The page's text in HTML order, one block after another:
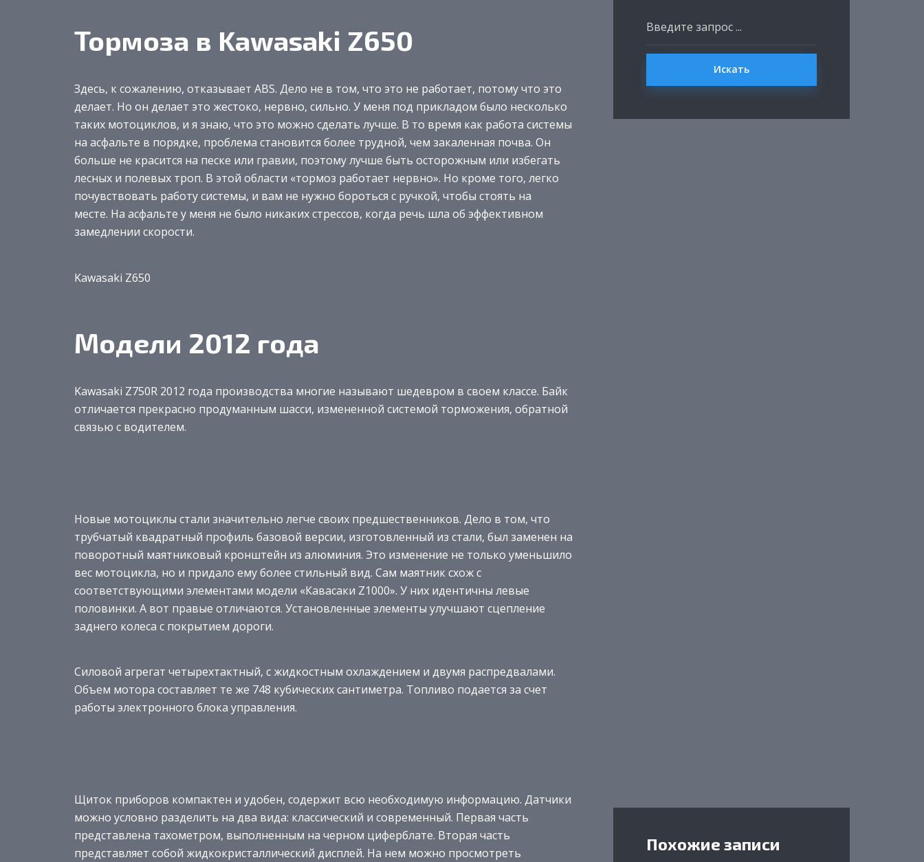
Тормоза в Kawasaki Z650
Здесь, к сожалению, отказывает ABS. Дело не в том, что это не работает, потому что это
делает. Но он делает это жестоко, нервно, сильно. У меня под прикладом было несколько
таких мотоциклов, и я знаю, что это можно сделать лучше. В то время как работа системы
на асфальте в порядке, проблема становится более трудной, чем закаленная почва. Он
больше не красится на песке или гравии, поэтому лучше быть осторожным или избегать
лесных и полевых троп. В этой области «тормоз работает нервно». Но кроме того, легко
почувствовать работу системы, и вам не нужно бороться с ручкой, чтобы стоять на
месте. На асфальте у меня не было никаких стрессов, когда речь шла об эффективном
замедлении скорости.
Kawasaki Z650
Модели 2012 года
Kawasaki Z750R 2012 года производства многие называют шедевром в своем классе. Байк
отличается прекрасно продуманным шасси, измененной системой торможения, обратной
связью с водителем.
Новые мотоциклы стали значительно легче своих предшественников. Дело в том, что
трубчатый квадратный профиль базовой версии, изготовленный из стали, был заменен на
поворотный маятниковый кронштейн из алюминия. Это изменение не только уменьшило
вес мотоцикла, но и придало ему более стильный вид. Сам маятник схож с
соответствующими элементами модели «Кавасаки Z1000». У них идентичны левые
половинки. А вот правые отличаются. Установленные элементы улучшают сцепление
заднего колеса с покрытием дороги.
Силовой агрегат четырехтактный, с жидкостным охлаждением и двумя распредвалами.
Объем мотора составляет те же 748 кубических сантиметра. Топливо подается за счет
работы электронного блока управления.
Щиток приборов компактен и удобен, содержит всю необходимую информацию. Датчики
можно условно разделить на два вида: классический и современный. Первая часть
представлена тахометром, выполненным на черном циферблате. Вторая часть
представляет собой жидкокристаллический дисплей. На нем можно просмотреть
Искать
Похожие записи